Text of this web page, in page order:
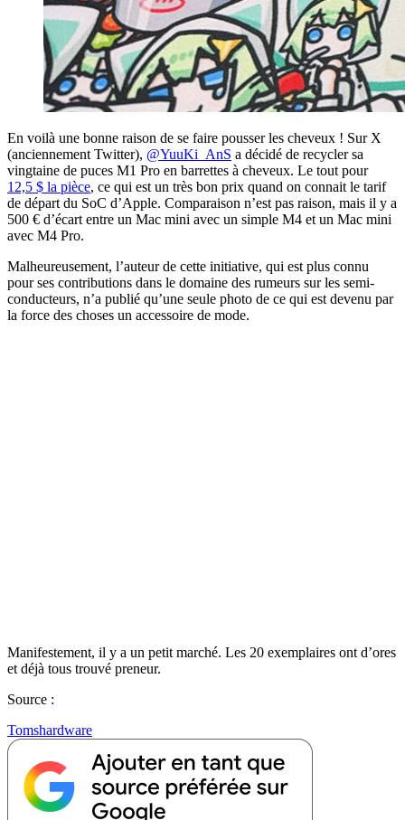
En voilà une bonne raison de se faire pousser les cheveux ! Sur X
(anciennement Twitter), @YuuKi_AnS a décidé de recycler sa
vingtaine de puces M1 Pro en barrettes à cheveux. Le tout pour
12,5 $ la pièce, ce qui est un très bon prix quand on connait le tarif
de départ du SoC d’Apple. Comparaison n’est pas raison, mais il y a
500 € d’écart entre un Mac mini avec un simple M4 et un Mac mini
avec M4 Pro.
Malheureusement, l’auteur de cette initiative, qui est plus connu
pour ses contributions dans le domaine des rumeurs sur les semi-
conducteurs, n’a publié qu’une seule photo de ce qui est devenu par
la force des choses un accessoire de mode.
Manifestement, il y a un petit marché. Les 20 exemplaires ont d’ores
et déjà tous trouvé preneur.
Source :
Tomshardware